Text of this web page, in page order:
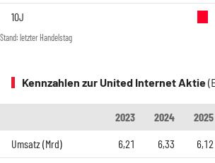
10J
Stand: letzter Handelstag
Kennzahlen zur United Internet Aktie
2023 2024 2025
Umsatz (Mrd)
6,21 6,33 6,12